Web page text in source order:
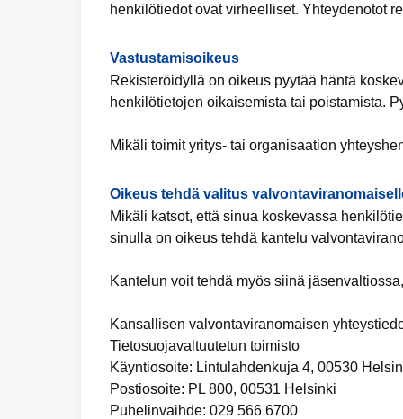
henkilötiedot ovat virheelliset. Yhteydenotot
Vastustamisoikeus
Rekisteröidyllä on oikeus pyytää häntä
henkilötietojen oikaisemista tai poistamista.
Mikäli toimit yritys- tai organisaation
Oikeus tehdä valitus
Mikäli katsot, että sinua koskevassa
sinulla on oikeus tehdä kantelu
Kantelun voit tehdä myös siinä
Kansallisen valvontaviranomaisen
Tietosuojavaltuutetun toimisto
Käyntiosoite: Lintulahdenkuja 4, 00530
Postiosoite: PL 800, 00531 Helsinki
Puhelinvaihde: 029 566 6700